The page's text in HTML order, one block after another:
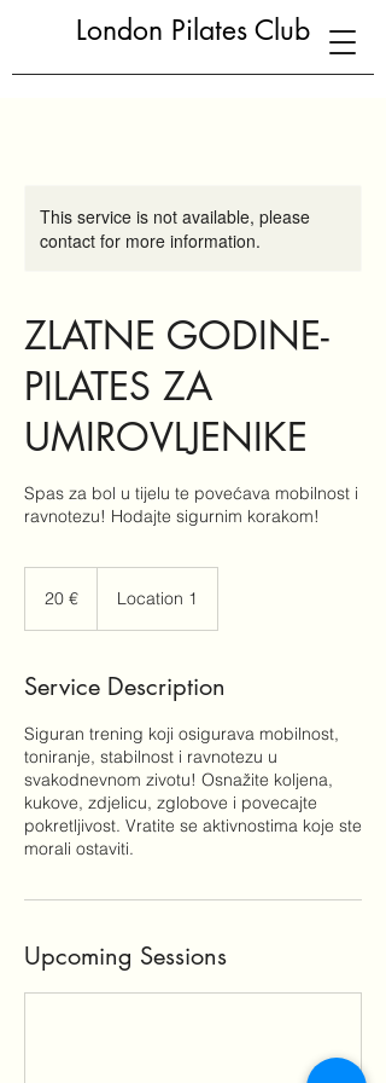
London Pilates Club
This service is not available, please
contact for more information.
ZLATNE GODINE-
PILATES ZA
UMIROVLJENIKE
Spas za bol u tijelu te povećava mobilnost i
ravnotezu! Hodajte sigurnim korakom!
20 € Location 1
Service Description
Siguran trening koji osigurava mobilnost,
toniranje, stabilnost i ravnotezu u
svakodnevnom zivotu! Osnažite koljena,
kukove, zdjelicu, zglobove i povecajte
pokretljivost. Vratite se aktivnostima koje ste
morali ostaviti.
Upcoming Sessions